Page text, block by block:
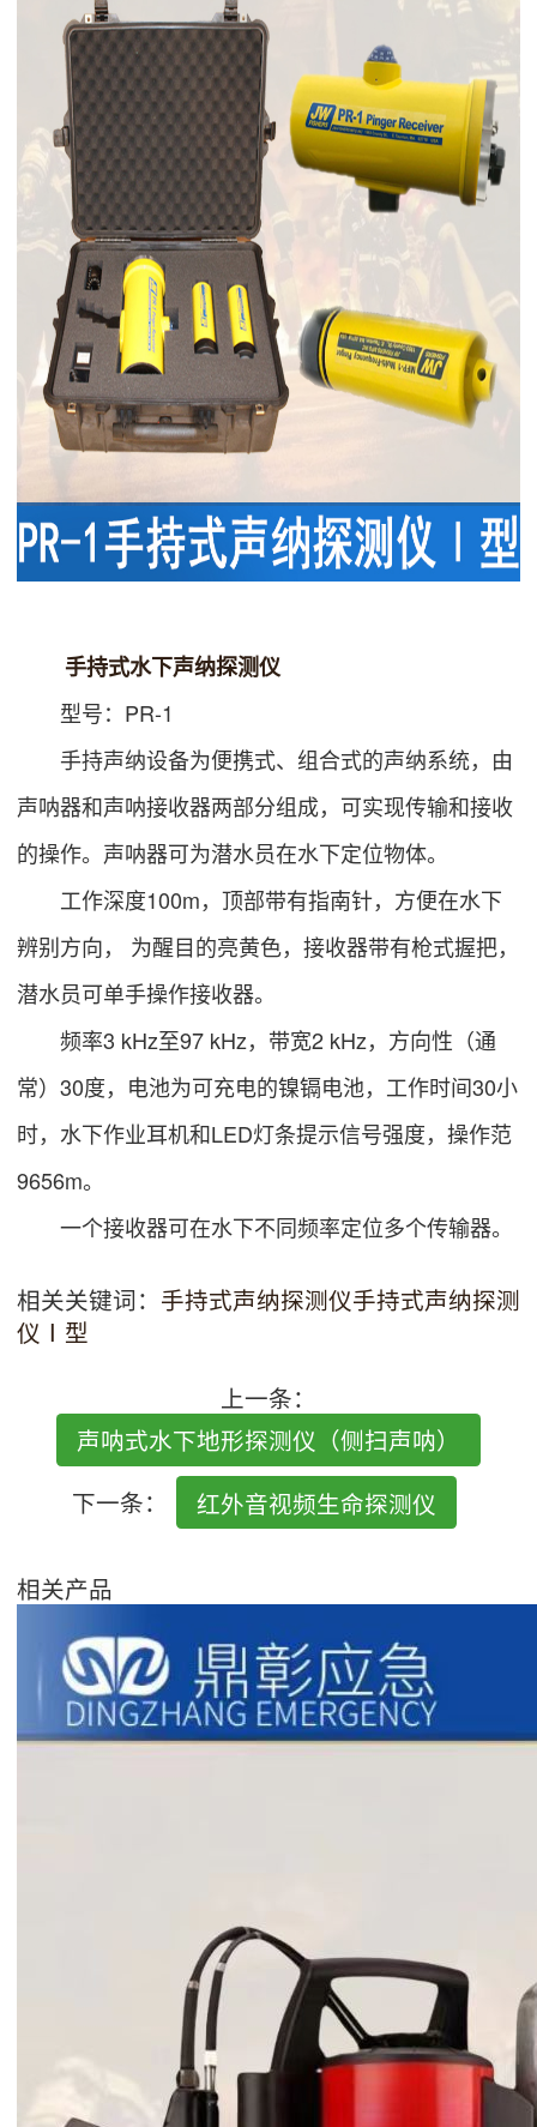
手持式水下声纳探测仪
型号：PR-1
手持声纳设备为便携式、组合式的声纳系统，由
声呐器和声呐接收器两部分组成，可实现传输和接收
的操作。声呐器可为潜水员在水下定位物体。
工作深度100m，顶部带有指南针，方便在水下
辨别方向， 为醒目的亮黄色，接收器带有枪式握把，
潜水员可单手操作接收器。
频率3 kHz至97 kHz，带宽2 kHz，方向性（通
常）30度，电池为可充电的镍镉电池，工作时间30小
时，水下作业耳机和LED灯条提示信号强度，操作范
9656m。
一个接收器可在水下不同频率定位多个传输器。
相关关键词： 手持式声纳探测仪手持式声纳探测
仪Ⅰ型
上一条：
声呐式水下地形探测仪（侧扫声呐）
下一条：
红外音视频生命探测仪
相关产品